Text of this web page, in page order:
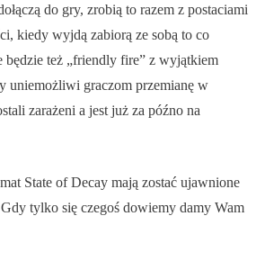
do gry, zrobią to razem z postaciami
kiedy wyjdą zabiorą ze sobą to co
będzie też „friendly fire” z wyjątkiem
uniemożliwi graczom przemianę w
zarażeni a jest już za późno na
State of Decay mają zostać ujawnione
tylko się czegoś dowiemy damy Wam